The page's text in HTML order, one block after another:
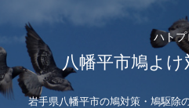
ハトプ
八幡平市鳩よ
岩手県八幡平市の鳩対策・鳩駆除